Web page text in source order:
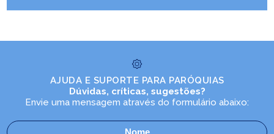
AJUDA E SUPORTE PARA PARÓQUIAS
Dúvidas, críticas, sugestões?
Envie uma mensagem através do formulário abaixo: